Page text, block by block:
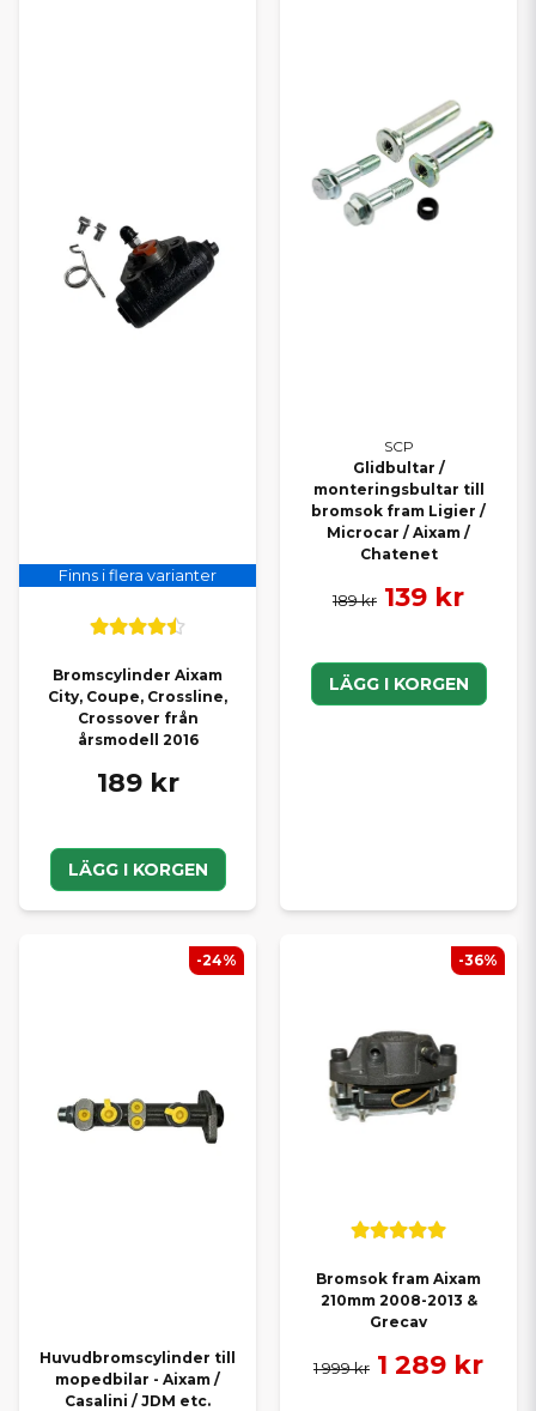
Finns i flera varianter
Bromscylinder Aixam
City, Coupe, Crossline,
Crossover från
årsmodell 2016
189 kr
LÄGG I KORGEN
SCP
Glidbultar /
monteringsbultar till
bromsok fram Ligier /
Microcar / Aixam /
Chatenet
189 kr 139 kr
LÄGG I KORGEN
Huvudbromscylinder till
mopedbilar - Aixam /
Casalini / JDM etc.
-24%
Bromsok fram Aixam
210mm 2008-2013 &
Grecav
1 999 kr 1 289 kr
-36%